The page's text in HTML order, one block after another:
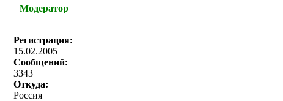
Модератор
Регистрация:
15.02.2005
Сообщений:
3343
Откуда:
Россия